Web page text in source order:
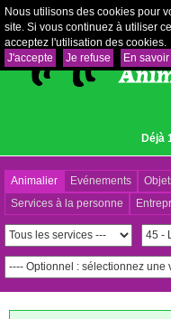
Nous utilisons des cookies pour
site. Si vous continuez à utiliser
acceptez l'utilisation des cookies.
J'accepte
Je refuse En
Déjà
Animalier Evénements
Services à la personne